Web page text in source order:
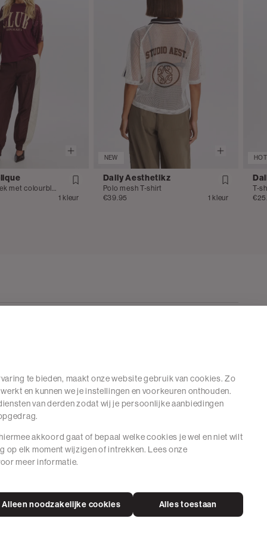
producten
franjes
producten
Parachutebroek met colourblock
1 kleur
NEW
Daily Aesthetikz
Polo mesh T-shirt
€39.95
1 kleur
T-
te bieden, maakt onze website gebruik van cookies. Zo
en kunnen we je instellingen en voorkeuren onthouden.
van derden zodat wij je persoonlijke aanbiedingen
akkoord gaat of bepaal welke cookies je wel en niet wilt
op elk moment wijzigen of intrekken. Lees onze
meer informatie.
Alles toestaan
Alleen noodzakelijke cookies